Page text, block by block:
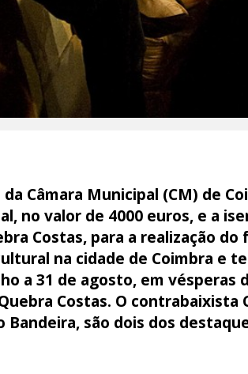
Câmara Municipal (CM) de
no valor de 4000 euros, e a
Costas, para a realização
na cidade de Coimbra e
a 31 de agosto, em vésperas
Costas. O
Bandeira, são dois dos